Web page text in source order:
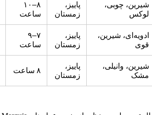
شیرین، چوبی،
لوکس
پاییز،
زمستان
۸–۱۰
ساعت
ادویه‌ای، شیرین،
قوی
پاییز،
زمستان
۷–۹
ساعت
شیرین، وانیلی،
مشک
پاییز،
زمستان
۸ ساعت